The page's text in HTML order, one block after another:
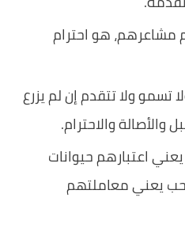
مشاعرهم، هو احترام
تسمو ولا تتقدم إن لم يزرع
والأصالة والاحترام.
اعتبارهم حيوانات
يعني معاملتهم